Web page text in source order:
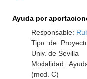
Ayuda por
Responsable:
Tipo de
Univ. de Sevilla
Modalidad:
(mod. C)